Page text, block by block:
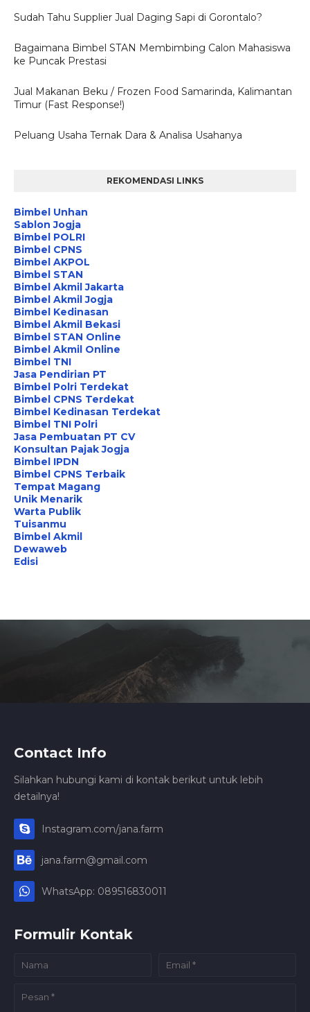
Sudah Tahu Supplier Jual Daging Sapi di Gorontalo?
Bagaimana Bimbel STAN Membimbing Calon Mahasiswa
ke Puncak Prestasi
Jual Makanan Beku / Frozen Food Samarinda, Kalimantan
Timur (Fast Response!)
Peluang Usaha Ternak Dara & Analisa Usahanya
REKOMENDASI LINKS
Bimbel Unhan
Sablon Jogja
Bimbel POLRI
Bimbel CPNS
Bimbel AKPOL
Bimbel STAN
Bimbel Akmil Jakarta
Bimbel Akmil Jogja
Bimbel Kedinasan
Bimbel Akmil Bekasi
Bimbel STAN Online
Bimbel Akmil Online
Bimbel TNI
Jasa Pendirian PT
Bimbel Polri Terdekat
Bimbel CPNS Terdekat
Bimbel Kedinasan Terdekat
Bimbel TNI Polri
Jasa Pembuatan PT CV
Konsultan Pajak Jogja
Bimbel IPDN
Bimbel CPNS Terbaik
Tempat Magang
Unik Menarik
Warta Publik
Tuisanmu
Bimbel Akmil
Dewaweb
Edisi
Contact Info
Silahkan hubungi kami di kontak berikut untuk lebih
detailnya!
Instagram.com/jana.farm
jana.farm@gmail.com
WhatsApp: 089516830011
Formulir Kontak